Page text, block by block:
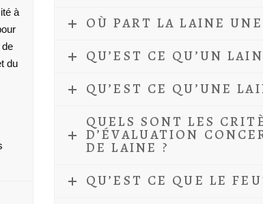
à
de
du
OÙ PART LA LAINE
QU’EST CE QU’UN
QU’EST CE QU’UNE
QUELS SONT LES
D’ÉVALUATION
DE LAINE ?
QU’EST CE QUE LE